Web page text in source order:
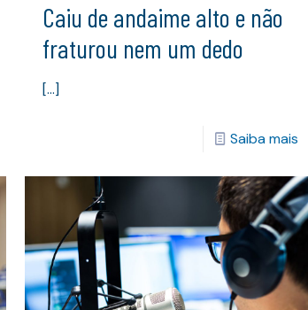
Caiu de andaime alto e não
fraturou nem um dedo
[…]
Saiba mais